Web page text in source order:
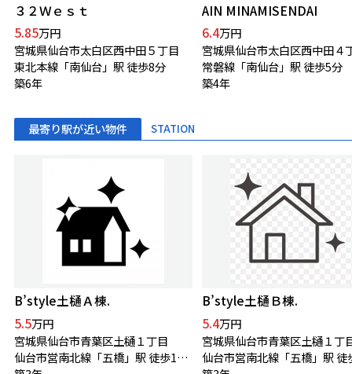
３２Ｗｅｓｔ
5.85万円
宮城県仙台市太白区西中田５丁目
東北本線「南仙台」駅 徒歩8分
築6年
AIN MINAMISENDAI
6.4万円
宮城県仙台市太白区西中田４
常磐線「南仙台」駅 徒歩5分
築4年
最寄り駅が近い物件 STATION
B’style土樋Ａ棟.
5.5万円
宮城県仙台市青葉区土樋１丁目
仙台市営南北線「五橋」駅 徒歩11分
B’style土樋Ｂ棟.
5.4万円
宮城県仙台市青葉区土樋１丁